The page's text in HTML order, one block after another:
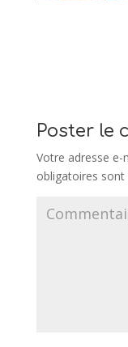
Poster le
Votre adresse e-
obligatoires sont